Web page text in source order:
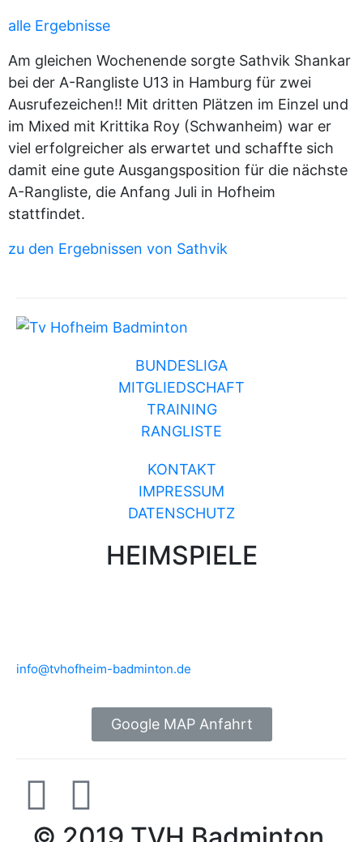
alle Ergebnisse
Am gleichen Wochenende sorgte Sathvik Shankar
bei der A-Rangliste U13 in Hamburg für zwei
Ausrufezeichen!! Mit dritten Plätzen im Einzel und
im Mixed mit Krittika Roy (Schwanheim) war er
viel erfolgreicher als erwartet und schaffte sich
damit eine gute Ausgangsposition für die nächste
A-Rangliste, die Anfang Juli in Hofheim
stattfindet.
zu den Ergebnissen von Sathvik
BUNDESLIGA
MITGLIEDSCHAFT
TRAINING
RANGLISTE
KONTAKT
IMPRESSUM
DATENSCHUTZ
HEIMSPIELE
info@tvhofheim-badminton.de
Google MAP Anfahrt